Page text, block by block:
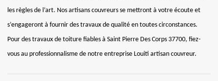
les règles de l’art. Nos artisans couvreurs se mettront à votre écoute et
s’engageront à fournir des travaux de qualité en toutes circonstances.
Pour des travaux de toiture fiables à Saint Pierre Des Corps 37700, fiez-
vous au professionnalisme de notre entreprise Louiti artisan couvreur.